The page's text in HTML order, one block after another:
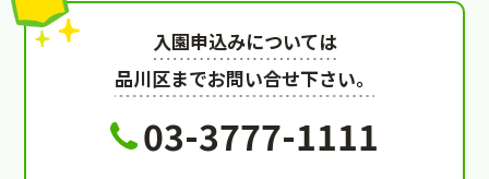
入園申込みについては
品川区までお問い合せ下さい。
03-3777-1111